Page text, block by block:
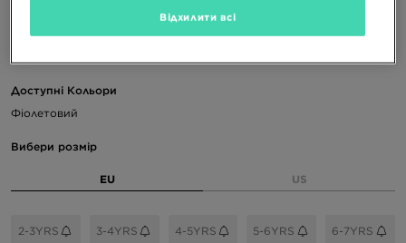
Доступні Кольори
Фіолетовий
Вибери розмір
EU US
2-3YRS 3-4YRS 4-5YRS 5-6YRS 6-7YRS
Відхилити всі